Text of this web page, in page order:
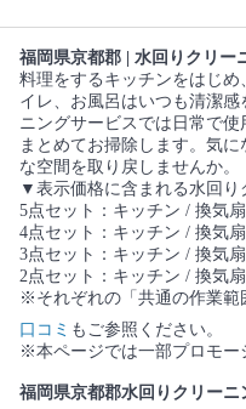
福岡県京都郡 | 水回りクリー
料理をするキッチンをはじ
イレ、お風呂はいつも清潔
ニングサービスでは日常で
まとめてお掃除します。気
な空間を取り戻しませんか。
▼表示価格に含まれる水回り
5点セット：キッチン / 換気
4点セット：キッチン / 換気
3点セット：キッチン / 換気
2点セット：キッチン / 換気扇
※それぞれの「共通の作業範
口コミ もご参照ください。
※本ページでは一部プロモー
福岡県京都郡水回りクリーニ